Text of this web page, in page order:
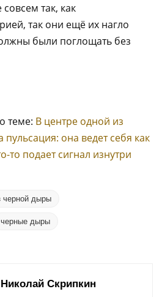
так, как
так они ещё их нагло
были поглощать без
теме: В центре одной из
она ведет себя как
то подает сигнал изнутри
черной дыры
черные дыры
Николай Скрипкин